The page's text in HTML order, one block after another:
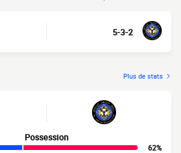
5-3-2
Plus de stats
Possession
62%